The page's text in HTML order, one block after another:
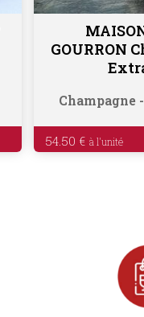
GOURRON
Champagne
54.50 €